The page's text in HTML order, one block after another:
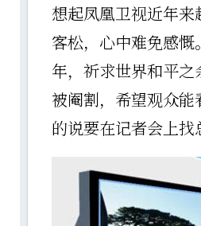
想起凤凰卫视近年
客松，心中难免感
年，祈求世界和平
被阉割，希望观众
的说要在记者会上